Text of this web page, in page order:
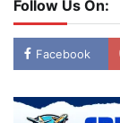
Follow Us On:
Facebook